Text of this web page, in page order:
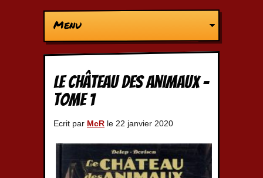
Menu
Le château des animaux –
Tome 1
Ecrit par McR le 22 janvier 2020